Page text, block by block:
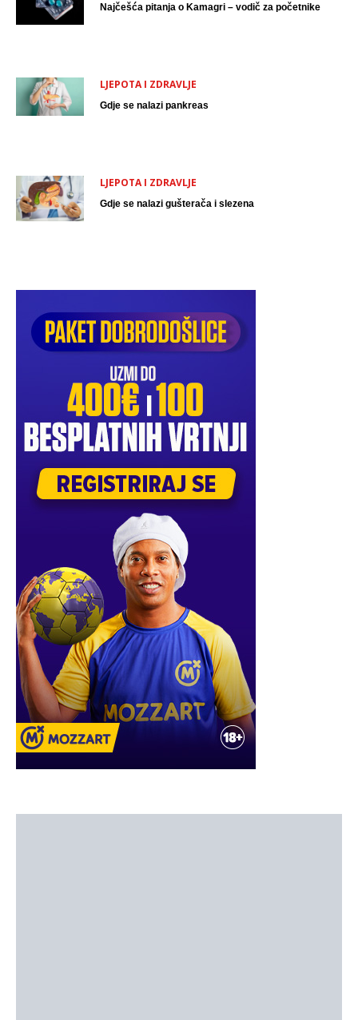
Najčešća pitanja o Kamagri – vodič za početnike
LJEPOTA I ZDRAVLJE
Gdje se nalazi pankreas
LJEPOTA I ZDRAVLJE
Gdje se nalazi gušterača i slezena